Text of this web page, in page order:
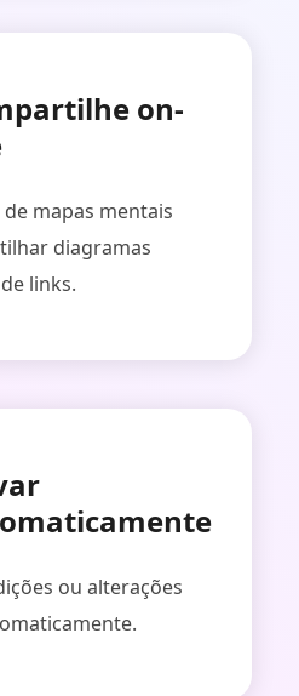
on-
mapas mentais
diagramas
links.
ou alterações